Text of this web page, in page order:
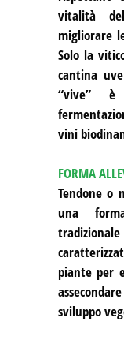
vitalità
migliorare
Solo la
cantina
“vive”
vini
FORMA
Tendone o
una
piante per
sviluppo